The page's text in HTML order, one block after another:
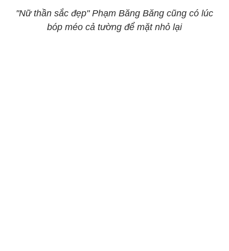
"Nữ thần sắc đẹp" Phạm Băng Băng cũng có lúc
bóp méo cả tường để mặt nhỏ lại